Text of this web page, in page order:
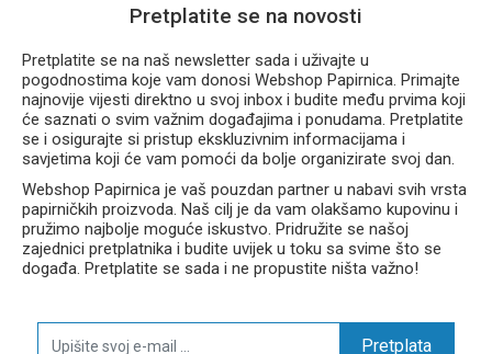
Pretplatite se na novosti
Pretplatite se na naš newsletter sada i uživajte u
pogodnostima koje vam donosi Webshop Papirnica. Primajte
najnovije vijesti direktno u svoj inbox i budite među prvima koji
će saznati o svim važnim događajima i ponudama. Pretplatite
se i osigurajte si pristup ekskluzivnim informacijama i
savjetima koji će vam pomoći da bolje organizirate svoj dan.
Webshop Papirnica je vaš pouzdan partner u nabavi svih vrsta
papirničkih proizvoda. Naš cilj je da vam olakšamo kupovinu i
pružimo najbolje moguće iskustvo. Pridružite se našoj
zajednici pretplatnika i budite uvijek u toku sa svime što se
događa. Pretplatite se sada i ne propustite ništa važno!
Pretplata